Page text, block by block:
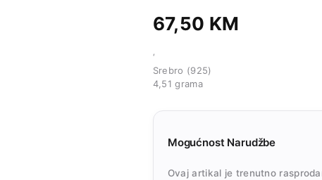
67,50 KM
‘
Srebro (925)
4,51 grama
Mogućnost Narudžbe
Ovaj artikal je trenutno